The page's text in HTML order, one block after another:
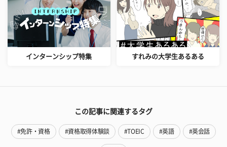
インターンシップ特集 すれみの大学生あるある
この記事に関連するタグ
#免許・資格 #資格取得体験談 #TOEIC #英語 #英会話